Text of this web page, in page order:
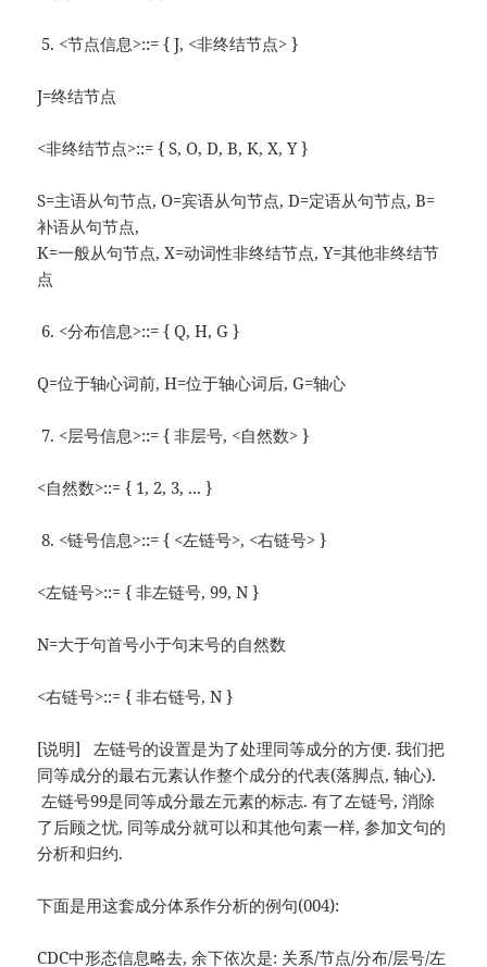
<节点信息>::= { J, <非终结节点> }
J=终结节点
<非终结节点>::= { S, O, D, B, K, X, Y }
S=主语从句节点, O=宾语从句节点, D=定语从句节点, B=
补语从句节点,
K=一般从句节点, X=动词性非终结节点, Y=其他非终结节
点
<分布信息>::= { Q, H, G }
Q=位于轴心词前, H=位于轴心词后, G=轴心
<层号信息>::= { 非层号, <自然数> }
<自然数>::= { 1, 2, 3, ... }
<链号信息>::= { <左链号>, <右链号> }
<左链号>::= { 非左链号, 99, N }
N=大于句首号小于句末号的自然数
<右链号>::= { 非右链号, N }
[说明] 左链号的设置是为了处理同等成分的方便. 我们把
同等成分的最右元素认作整个成分的代表(落脚点, 轴心).
左链号99是同等成分最左元素的标志. 有了左链号, 消除
了后顾之忧, 同等成分就可以和其他句素一样, 参加文句的
分析和归约.
下面是用这套成分体系作分析的例句(004):
CDC中形态信息略去, 余下依次是: 关系/节点/分布/层号/左